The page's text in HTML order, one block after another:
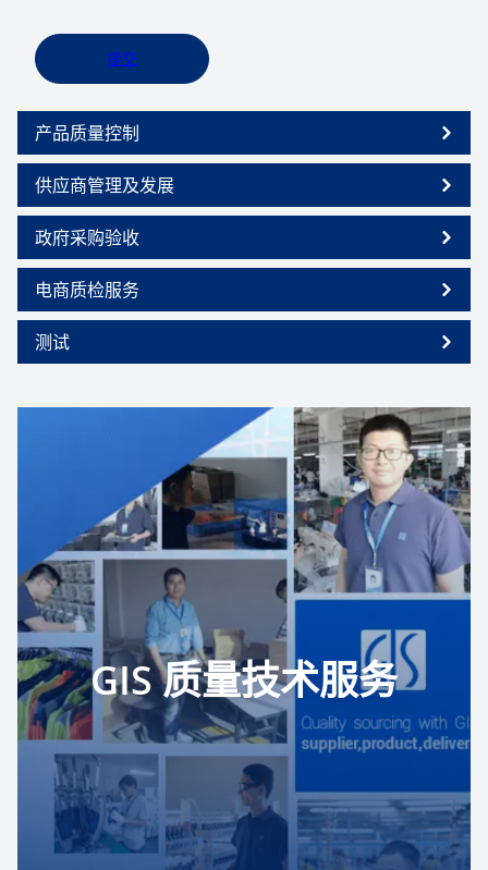
提交
产品质量控制
供应商管理及发展
政府采购验收
电商质检服务
测试
GIS 质量技术服务